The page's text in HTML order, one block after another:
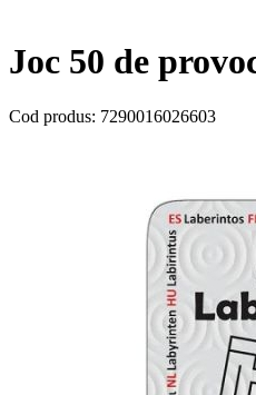
Joc 50 de
Cod produs: 7290016026603